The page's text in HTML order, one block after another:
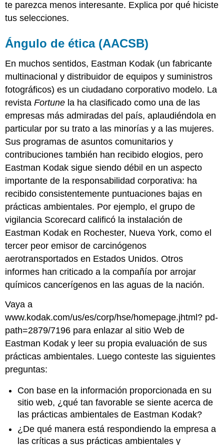
te parezca menos interesante. Explica por qué hiciste
tus selecciones.
Ángulo de ética (AACSB)
En muchos sentidos, Eastman Kodak (un fabricante
multinacional y distribuidor de equipos y suministros
fotográficos) es un ciudadano corporativo modelo. La
revistaFortune la ha clasificado como una de las
empresas más admiradas del país, aplaudiéndola en
particular por su trato a las minorías y a las mujeres.
Sus programas de asuntos comunitarios y
contribuciones también han recibido elogios, pero
Eastman Kodak sigue siendo débil en un aspecto
importante de la responsabilidad corporativa: ha
recibido consistentemente puntuaciones bajas en
prácticas ambientales. Por ejemplo, el grupo de
vigilancia Scorecard calificó la instalación de
Eastman Kodak en Rochester, Nueva York, como el
tercer peor emisor de carcinógenos
aerotransportados en Estados Unidos. Otros
informes han criticado a la compañía por arrojar
químicos cancerígenos en las aguas de la nación.
Vaya a
www.kodak.com/us/es/corp/hse/homepage.jhtml? pd-
path=2879/7196 para enlazar al sitio Web de
Eastman Kodak y leer su propia evaluación de sus
prácticas ambientales. Luego conteste las siguientes
preguntas:
Con base en la información proporcionada en su
sitio web, ¿qué tan favorable se siente acerca de
las prácticas ambientales de Eastman Kodak?
¿De qué manera está respondiendo la empresa a
las críticas a sus prácticas ambientales y